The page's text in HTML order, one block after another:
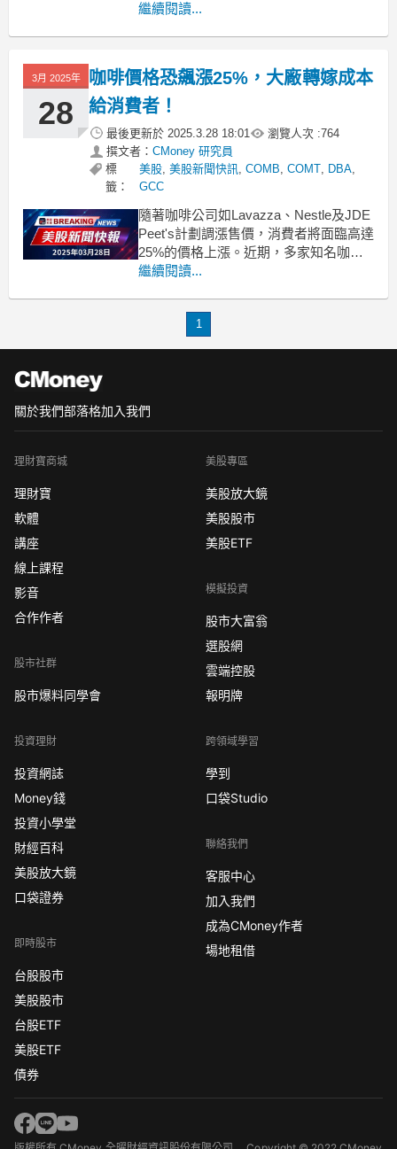
隨著全球商品市場的波動，BCA研究的
議：長棉花短咖啡。他表示，這一交易
策略不僅具有吸引力，更有潛力在短期
內帶來高達1
繼續閱讀...
3月 2025年
28
咖啡價格恐飆漲25%，大廠轉嫁成本
給消費者！
最後更新於 2025.3.28 18:01 瀏覽人次 :764
撰文者： CMoney 研究員
標
籤：
美股, 美股新聞快訊, COMB, COMT, DBA,
GCC
隨著咖啡公司如Lavazza、Nestle及JDE
Peet's計劃調漲售價，消費者將面臨高達
25%的價格上漲。近期，多家知名咖啡
品牌正與零售商洽談提價事宜，預計未
由於原材料成本上升所驅動，包括咖啡
繼續閱讀...
1
關於我們部落格加入我們
理財寶商城
理財寶
軟體
講座
線上課程
影音
合作作者
股市社群
股市爆料同學會
投資理財
投資網誌
Money錢
投資小學堂
財經百科
美股放大鏡
口袋證券
即時股市
台股股市
美股股市
台股ETF
美股ETF
債券
美股專區
美股放大鏡
美股股市
美股ETF
模擬投資
股市大富翁
選股網
雲端控股
報明牌
跨領域學習
學到
口袋Studio
聯絡我們
客服中心
加入我們
成為CMoney作者
場地租借